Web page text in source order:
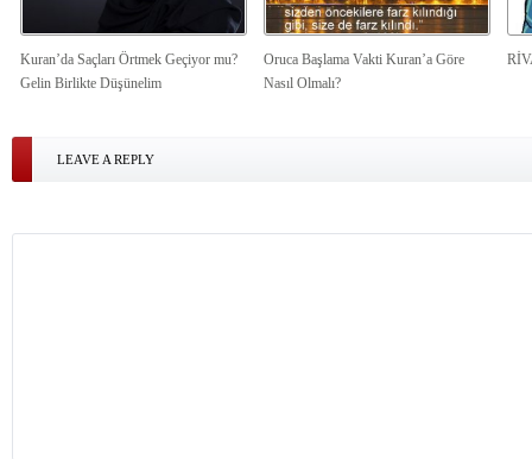
Kuran’da Saçları Örtmek Geçiyor mu?
Gelin Birlikte Düşünelim
Oruca Başlama Vakti Kuran’a Göre
Nasıl Olmalı?
LEAVE A REPLY